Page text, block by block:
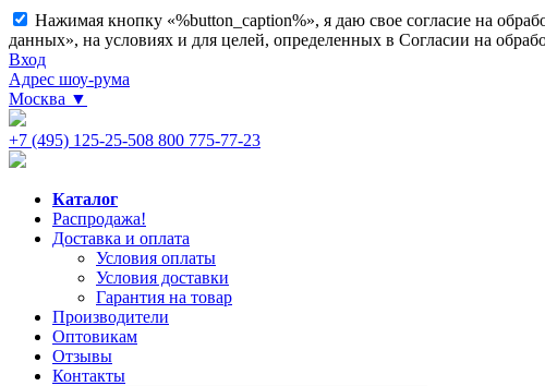
Нажимая кнопку «%button_caption%», я даю свое согласие на
данных», на условиях и для целей, определенных в Согласии на
Вход
Адрес шоу-рума
Москва ▼
+7 (495) 125-25-508 800 775-77-23
Каталог
Распродажа!
Доставка и оплата
Условия оплаты
Условия доставки
Гарантия на товар
Производители
Оптовикам
Отзывы
Контакты